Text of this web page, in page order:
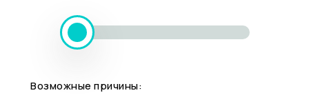
Возможные причины: